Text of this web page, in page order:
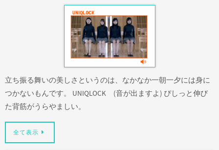
立ち振る舞いの美しさというのは、なかなか一朝一夕には身に
つかないもんです。 UNIQLOCK (音が出ますよ) ぴしっと伸び
た背筋がうらやましい。
全て表示